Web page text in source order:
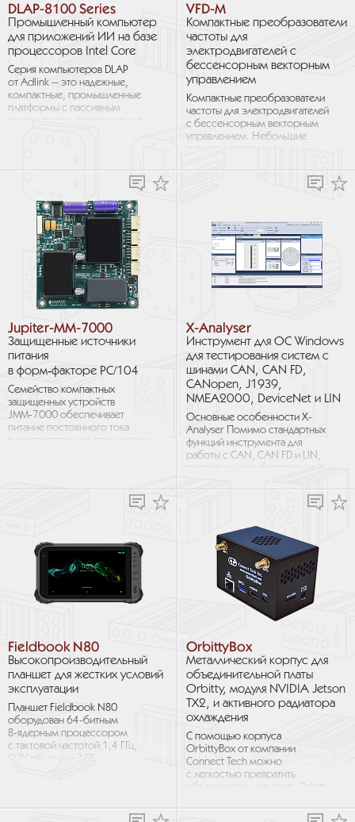
DLAP-8100 Series
Промышленный компьютер
для приложений ИИ на базе
процессоров Intel Core
Серия компьютеров DLAP
от Adlink — это надежные,
компактные, промышленные
платформы с пассивным
VFD-M
Компактные преобразователи
частоты для
электродвигателей с
бессенсорным векторным
управлением
Компактные преобразователи
частоты для электродвигателей
с бессенсорным векторным
управлением. Небольшие
в приложениях малой
Jupiter-MM-7000
Защищенные источники
питания
в форм‑факторе PC/104
Семейство компактных
защищенных устройств
JMM‑7000 обеспечивает
питание постоянного тока
X-Analyser
Инструмент для ОС Windows
для тестирования систем с
шинами CAN, CAN FD,
CANopen, J1939,
NMEA2000, DeviceNet и LIN
Основные особенности X-
Analyser Помимо стандартных
функций инструмента для
работы с CAN, CAN FD и LIN,
программное обеспечение X-
возможностями: ...
Fieldbook N80
Высокопроизводительный
планшет для жестких условий
эксплуатации
Планшет Fieldbook N80
оборудован 64-битным
8‑ядерным процессором
с тактовой частотой 1,4 ГГц,
ОЗУ объемом 3 ГБ
OrbittyBox
Металлический корпус для
объединительной платы
Orbitty, модуля NVIDIA Jetson
TX2, и активного радиатора
охлаждения
С помощью корпуса
OrbittyBox от компании
Connect Tech можно
с легкостью превратить
объединительную плату Orbitty
укомплектованную систему